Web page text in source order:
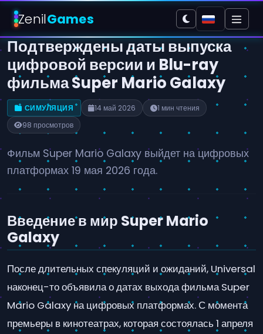
ZenilGames
Подтверждены даты выпуска
цифровой версии и Blu-ray
фильма Super Mario Galaxy
СИМУЛЯЦИЯ 14 май 2026
1 мин чтения
98 просмотров
Фильм Super Mario Galaxy выйдет на цифровых
платформах 19 мая 2026 года.
Введение в мир Super Mario
Galaxy
После длительных спекуляций и ожиданий, Universal
наконец-то объявила о датах выхода фильма Super
Mario Galaxy на цифровых платформах. С момента
премьеры в кинотеатрах, которая состоялась 1 апреля